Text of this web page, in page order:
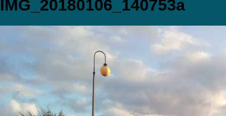
IMG_20180106_140753a